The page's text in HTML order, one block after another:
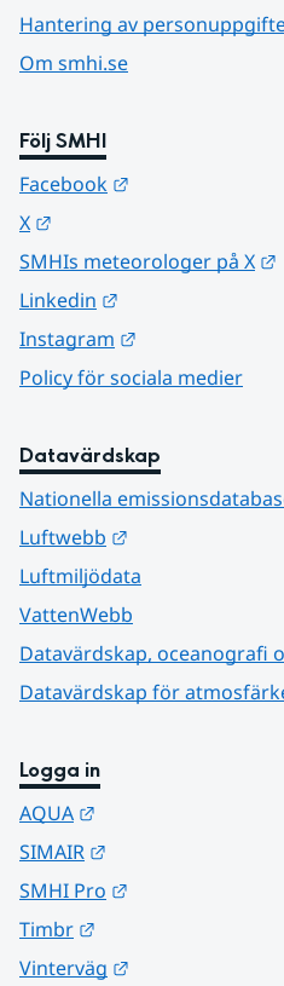
Hantering av
Om smhi.se
Följ SMHI
Facebook
X
SMHIs meteorologer på X
Linkedin
Instagram
Policy för sociala medier
Datavärdskap
Nationella
Luftwebb
Luftmiljödata
VattenWebb
Datavärdskap, oceanografi
Datavärdskap för
Logga in
AQUA
SIMAIR
SMHI Pro
Timbr
Vinterväg